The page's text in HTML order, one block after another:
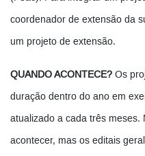
coordenador de extensão da
um projeto de extensão.
QUANDO ACONTECE? Os
duração dentro do ano em
atualizado a cada três
acontecer, mas os editais